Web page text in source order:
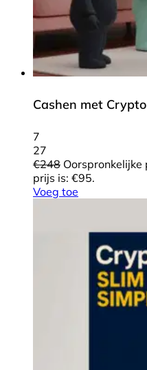
Cashen met Crypto
7
27
€248
prijs is: €95.
Voeg toe